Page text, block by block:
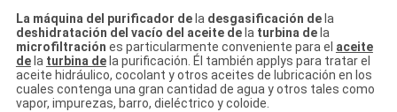
La máquina del purificador dela desgasificación dela
deshidratación del vacío del aceite dela turbina dela
microfiltración es particularmente conveniente para el aceite
dela turbina delapurificación. Él también applys para tratar el
aceite hidráulico, cocolant y otros aceites de lubricación en los
cuales contenga una gran cantidad de agua y otros tales como
vapor, impurezas, barro, dieléctrico y coloide.